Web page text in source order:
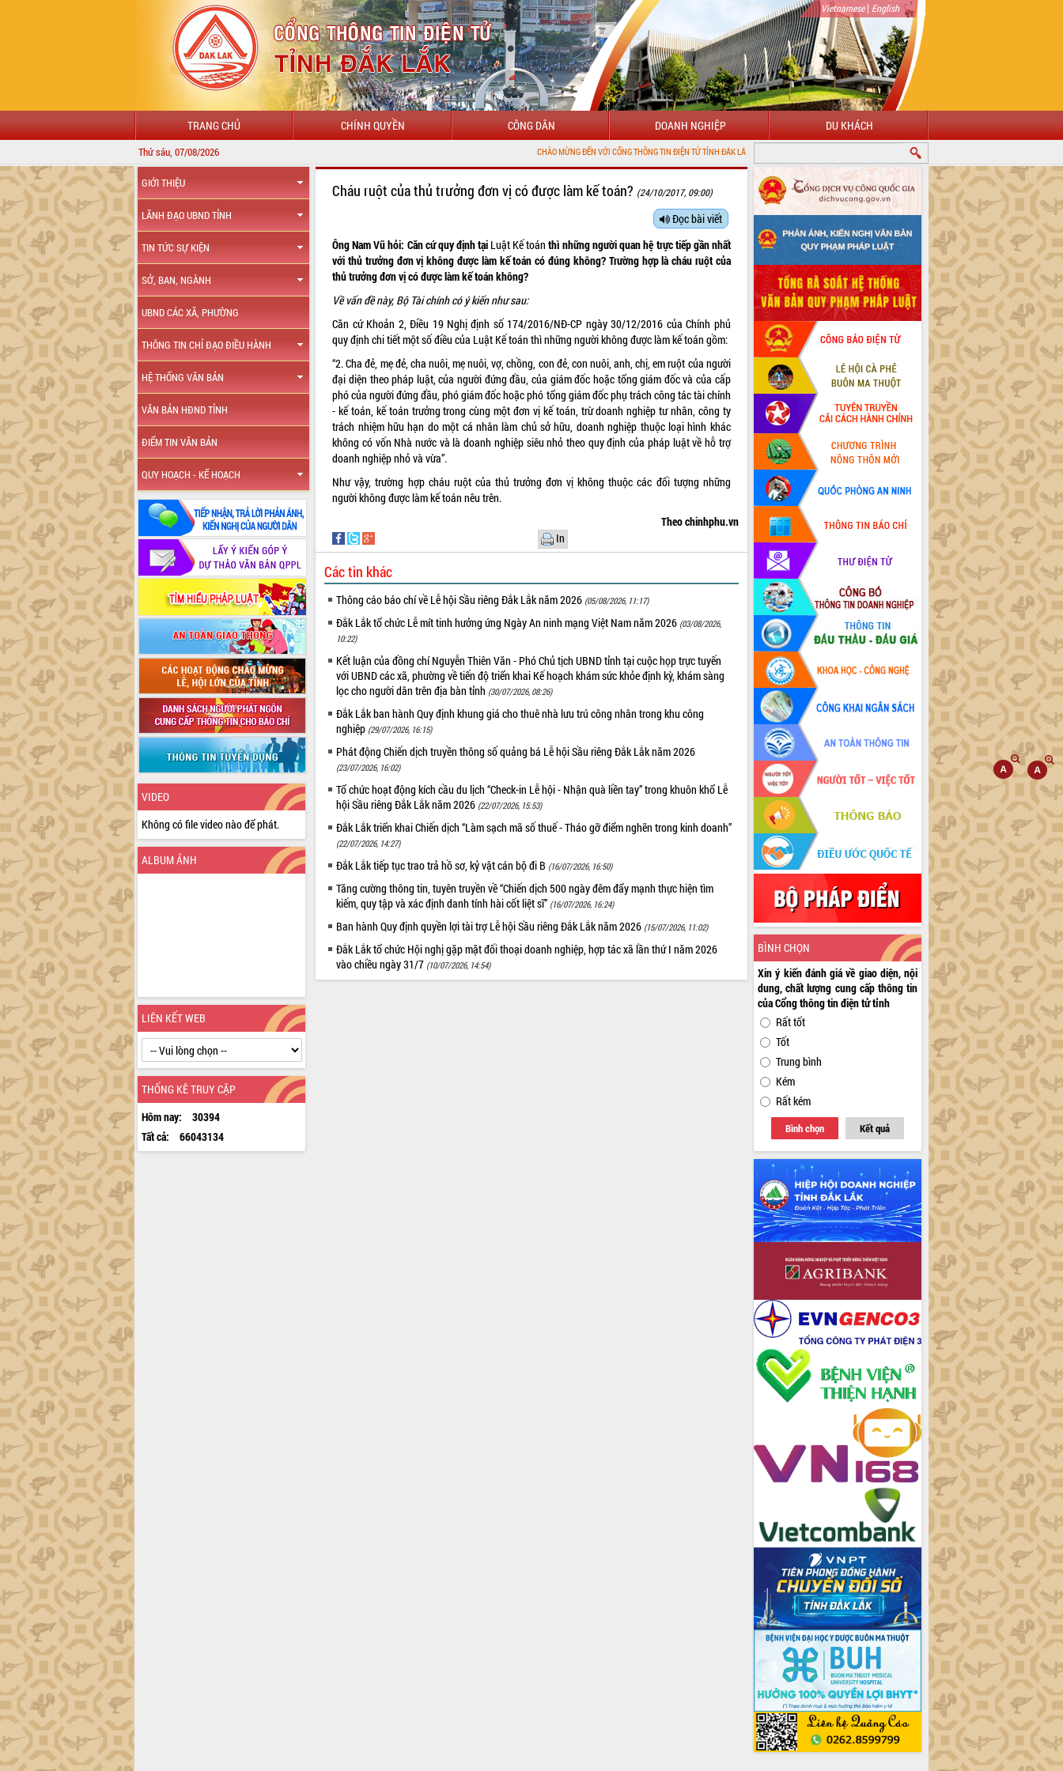
Vietnamese| English
TRANG CHỦ CHÍNH QUYỀN CÔNG DÂN DOANH NGHIỆP DU KHÁCH
Thứ sáu, 07/08/2026 CHÀO MỪNG ĐẾN VỚI CỔNG THÔNG TIN ĐIỆN TỬ TỈNH ĐẮK LẮK
GIỚI THIỆU
LÃNH ĐẠO UBND TỈNH
TIN TỨC SỰ KIỆN
SỞ, BAN, NGÀNH
UBND CÁC XÃ, PHƯỜNG
THÔNG TIN CHỈ ĐẠO ĐIỀU HÀNH
HỆ THỐNG VĂN BẢN
VĂN BẢN HĐND TỈNH
ĐIỂM TIN VĂN BẢN
QUY HOẠCH - KẾ HOẠCH
VIDEO
Không có file video nào để phát.
ALBUM ẢNH
LIÊN KẾT WEB
THỐNG KÊ TRUY CẬP
Hôm nay:
30394
Tất cả:
66043134
Cháu ruột của thủ trưởng đơn vị có được làm kế toán? (24/10/2017, 09:00)
Đọc bài viết
Ông Nam Vũ hỏi: Căn cứ quy định tại Luật Kế toánthì những người quan hệ trực tiếp gần nhất
với thủ trưởng đơn vị không được làm kế toán có đúng không? Trường hợp là cháu ruột của
thủ trưởng đơn vị có được làm kế toán không?
Về vấn đề này, Bộ Tài chính có ý kiến như sau:
Căn cứ Khoản 2, Điều 19 Nghị định số 174/2016/NĐ-CP ngày 30/12/2016 của Chính phủ
quy định chi tiết một số điều của Luật Kế toán thì những người không được làm kế toán gồm:
“2. Cha đẻ, mẹ đẻ, cha nuôi, mẹ nuôi, vợ, chồng, con đẻ, con nuôi, anh, chị, em ruột của người
đại diện theo pháp luật, của người đứng đầu, của giám đốc hoặc tổng giám đốc và của cấp
phó của người đứng đầu, phó giám đốc hoặc phó tổng giám đốc phụ trách công tác tài chính
- kế toán, kế toán trưởng trong cùng một đơn vị kế toán, trừ doanh nghiệp tư nhân, công ty
trách nhiệm hữu hạn do một cá nhân làm chủ sở hữu, doanh nghiệp thuộc loại hình khác
không có vốn Nhà nước và là doanh nghiệp siêu nhỏ theo quy định của pháp luật về hỗ trợ
doanh nghiệp nhỏ và vừa”.
Như vậy, trường hợp cháu ruột của thủ trưởng đơn vị không thuộc các đối tượng những
người không được làm kế toán nêu trên.
Theo chinhphu.vn
In
Các tin khác
Thông cáo báo chí về Lễ hội Sầu riêng Đắk Lắk năm 2026 (05/08/2026, 11:17)
Đắk Lắk tổ chức Lễ mít tinh hưởng ứng Ngày An ninh mạng Việt Nam năm 2026 (03/08/2026,
10:22)
Kết luận của đồng chí Nguyễn Thiên Văn - Phó Chủ tịch UBND tỉnh tại cuộc họp trực tuyến
với UBND các xã, phường về tiến độ triển khai Kế hoạch khám sức khỏe định kỳ, khám sàng
lọc cho người dân trên địa bàn tỉnh (30/07/2026, 08:26)
Đắk Lắk ban hành Quy định khung giá cho thuê nhà lưu trú công nhân trong khu công
nghiệp (29/07/2026, 16:15)
Phát động Chiến dịch truyền thông số quảng bá Lễ hội Sầu riêng Đắk Lắk năm 2026
(23/07/2026, 16:02)
Tổ chức hoạt động kích cầu du lịch “Check-in Lễ hội - Nhận quà liền tay” trong khuôn khổ Lễ
hội Sầu riêng Đắk Lắk năm 2026 (22/07/2026, 15:53)
Đắk Lắk triển khai Chiến dịch “Làm sạch mã số thuế - Tháo gỡ điểm nghẽn trong kinh doanh”
(22/07/2026, 14:27)
Đắk Lắk tiếp tục trao trả hồ sơ, kỷ vật cán bộ đi B (16/07/2026, 16:50)
Tăng cường thông tin, tuyên truyền về “Chiến dịch 500 ngày đêm đẩy mạnh thực hiện tìm
kiếm, quy tập và xác định danh tính hài cốt liệt sĩ” (16/07/2026, 16:24)
Ban hành Quy định quyền lợi tài trợ Lễ hội Sầu riêng Đắk Lắk năm 2026 (15/07/2026, 11:02)
Đắk Lắk tổ chức Hội nghị gặp mặt đối thoại doanh nghiệp, hợp tác xã lần thứ I năm 2026
vào chiều ngày 31/7 (10/07/2026, 14:54)
BÌNH CHỌN
Xin ý kiến đánh giá về giao diện, nội
dung, chất lượng cung cấp thông tin
của Cổng thông tin điện tử tỉnh
Rất tốt
Tốt
Trung bình
Kém
Rất kém
Bình chọn Kết quả